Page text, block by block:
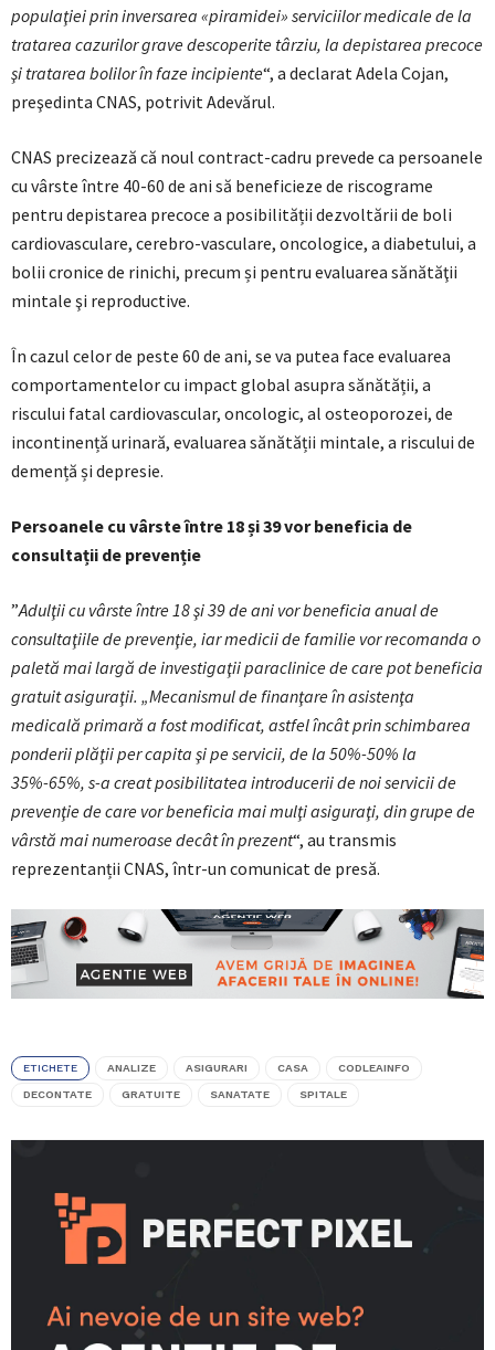
populaţiei prin inversarea «piramidei» serviciilor medicale de la
tratarea cazurilor grave descoperite târziu, la depistarea precoce
şi tratarea bolilor în faze incipiente“, a declarat Adela Cojan,
preşedinta CNAS, potrivit Adevărul.
CNAS precizează că noul contract-cadru prevede ca persoanele
cu vârste între 40-60 de ani să beneficieze de riscograme
pentru depistarea precoce a posibilității dezvoltării de boli
cardiovasculare, cerebro-vasculare, oncologice, a diabetului, a
bolii cronice de rinichi, precum și pentru evaluarea sănătăţii
mintale şi reproductive.
În cazul celor de peste 60 de ani, se va putea face evaluarea
comportamentelor cu impact global asupra sănătății, a
riscului fatal cardiovascular, oncologic, al osteoporozei, de
incontinență urinară, evaluarea sănătății mintale, a riscului de
demență și depresie.
Persoanele cu vârste între 18 și 39 vor beneficia de
consultații de prevenție
”Adulţii cu vârste între 18 şi 39 de ani vor beneficia anual de
consultaţiile de prevenţie, iar medicii de familie vor recomanda o
paletă mai largă de investigaţii paraclinice de care pot beneficia
gratuit asiguraţii. „Mecanismul de finanţare în asistenţa
medicală primară a fost modificat, astfel încât prin schimbarea
ponderii plăţii per capita şi pe servicii, de la 50%-50% la
35%-65%, s-a creat posibilitatea introducerii de noi servicii de
prevenţie de care vor beneficia mai mulţi asiguraţi, din grupe de
vârstă mai numeroase decât în prezent“, au transmis
reprezentanții CNAS, într-un comunicat de presă.
ETICHETE ANALIZE ASIGURARI CASA CODLEAINFO
DECONTATE GRATUITE SANATATE SPITALE